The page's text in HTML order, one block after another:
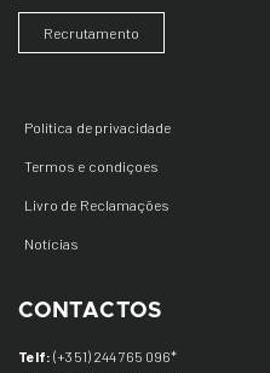
Recrutamento
Política de privacidade
Termos e condiçoes
Livro de Reclamações
Notícias
CONTACTOS
Telf:(+351) 244 765 096*